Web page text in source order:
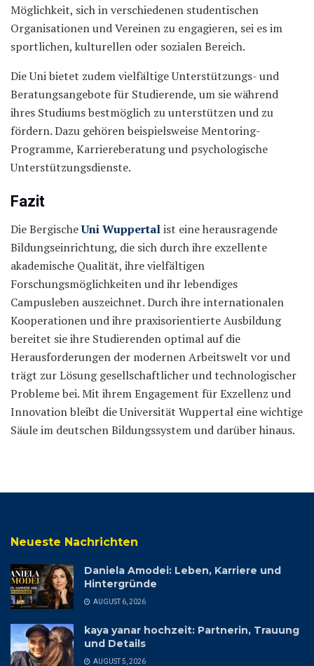
Möglichkeit, sich in verschiedenen studentischen
Organisationen und Vereinen zu engagieren, sei es im
sportlichen, kulturellen oder sozialen Bereich.
Die Uni bietet zudem vielfältige Unterstützungs- und
Beratungsangebote für Studierende, um sie während
ihres Studiums bestmöglich zu unterstützen und zu
fördern. Dazu gehören beispielsweise Mentoring-
Programme, Karriereberatung und psychologische
Unterstützungsdienste.
Fazit
Die BergischeUni Wuppertalist eine herausragende
Bildungseinrichtung, die sich durch ihre exzellente
akademische Qualität, ihre vielfältigen
Forschungsmöglichkeiten und ihr lebendiges
Campusleben auszeichnet. Durch ihre internationalen
Kooperationen und ihre praxisorientierte Ausbildung
bereitet sie ihre Studierenden optimal auf die
Herausforderungen der modernen Arbeitswelt vor und
trägt zur Lösung gesellschaftlicher und technologischer
Probleme bei. Mit ihrem Engagement für Exzellenz und
Innovation bleibt die Universität Wuppertal eine wichtige
Säule im deutschen Bildungssystem und darüber hinaus.
Neueste Nachrichten
Daniela Amodei: Leben, Karriere und
Hintergründe
AUGUST 6, 2026
kaya yanar hochzeit: Partnerin, Trauung
und Details
AUGUST 5, 2026